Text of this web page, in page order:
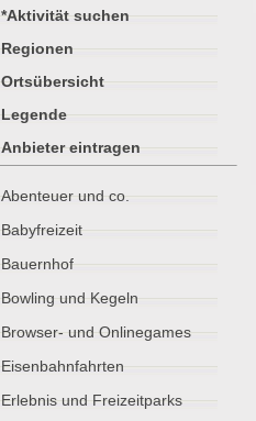
*Aktivität suchen
Regionen
Ortsübersicht
Legende
Anbieter eintragen
Abenteuer und co.
Babyfreizeit
Bauernhof
Bowling und Kegeln
Browser- und Onlinegames
Eisenbahnfahrten
Erlebnis und Freizeitparks